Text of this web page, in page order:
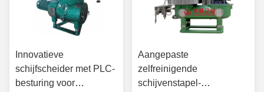
Innovatieve
schijfscheider met PLC-
besturing voor
Aangepaste
zelfreinigende
schijvenstapel-